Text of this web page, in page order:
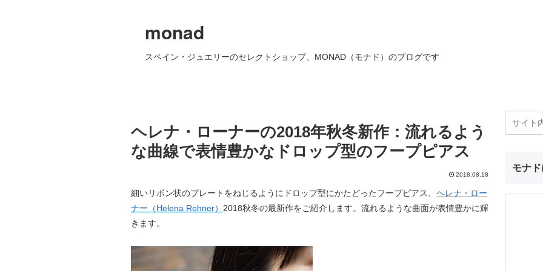
monad
スペイン・ジュエリーのセレクトショップ、MONAD（モナド）のブログです
ヘレナ・ローナーの2018年秋冬新作：流れるよう
な曲線で表情豊かなドロップ型のフープピアス
2018.08.18
細いリボン状のプレートをねじるようにドロップ型にかたどったフープピアス、 ヘレナ・ロー
ナー（Helena Rohner） 2018秋冬の最新作をご紹介します。流れるような曲面が表情豊かに輝
きます。
モナ